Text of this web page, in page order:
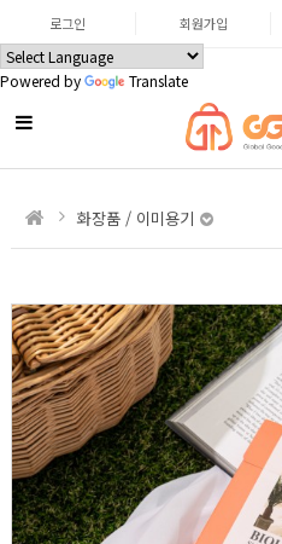
Powered by Translate
로그인 회원가입
화장품 / 이미용기